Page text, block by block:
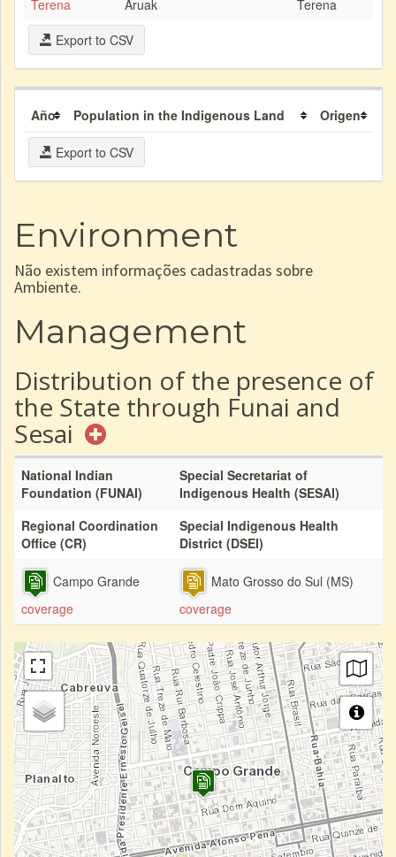
Terena Aruak
Terena
Export to CSV
Año Population in the Indigenous Land Origen
Export to CSV
Environment
Não existem informações cadastradas sobre
Ambiente.
Management
Distribution of the presence of
the State through Funai and
Sesai
National Indian
Foundation (FUNAI)
Special Secretariat of
Indigenous Health (SESAI)
Regional Coordination
Office (CR)
Special Indigenous Health
District (DSEI)
Campo Grande
coverage
Mato Grosso do Sul (MS)
coverage